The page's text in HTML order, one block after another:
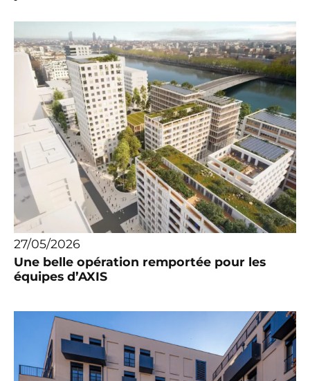
27/05/2026
Une belle opération remportée pour les
équipes d’AXIS